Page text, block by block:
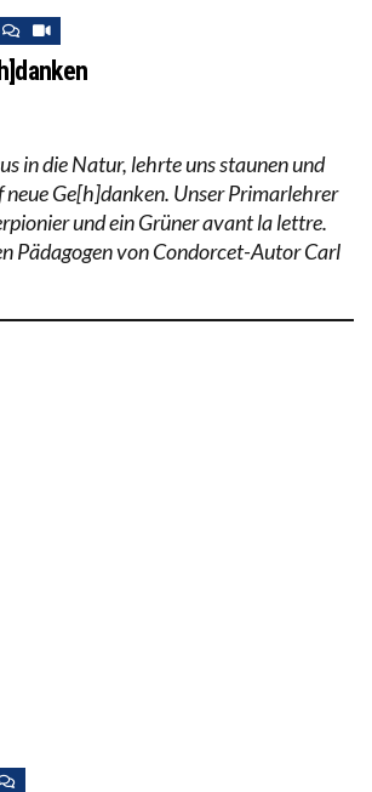
in die Natur, lehrte uns staunen und
neue Ge[h]danken. Unser Primarlehrer
und ein Grüner avant la lettre.
Pädagogen von Condorcet-Autor Carl